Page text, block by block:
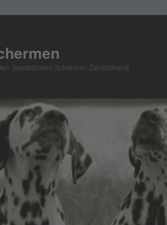
Sandstücken,Schermen,Deutschland